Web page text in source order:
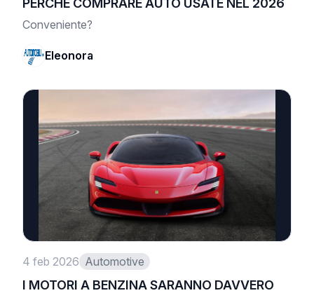
PERCHÉ COMPRARE AUTO USATE NEL 2026
Conveniente?
Eleonora
4 feb 2026 Automotive
I MOTORI A BENZINA SARANNO DAVVERO